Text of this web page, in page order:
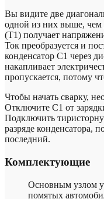
Вы видите две
одной из них выше, чем
(Т1) получает
Ток преобразуется и
конденсатор С1 через
накапливает
пропускается, потому
Чтобы начать сварку,
Отключите C1 от
Подключить
разряде конденсатора,
последний.
Комплектующие
Основным узлом
помятых